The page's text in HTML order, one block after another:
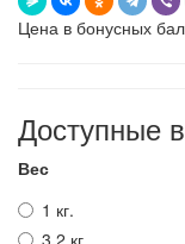
Цена в бонусных
Доступные
Вес
1 кг.